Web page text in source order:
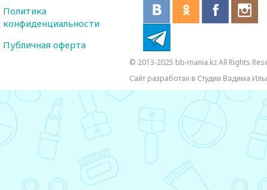
Политика
конфиденциальности
Публичная оферта
© 2013-2025 bb-mania.kz All Rights
Сайт разработан в Студии Вадима